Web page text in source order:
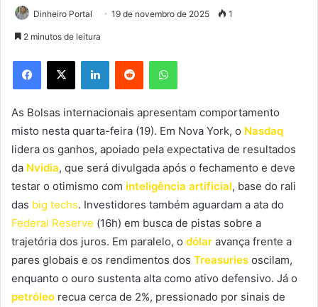
Dinheiro Portal 19 de novembro de 2025 1
2 minutos de leitura
Facebook
X LinkedinReddit WhatsApp
As Bolsas internacionais apresentam comportamento
misto nesta quarta-feira (19). Em Nova York, o Nasdaq
lidera os ganhos, apoiado pela expectativa de resultados
da Nvidia, que será divulgada após o fechamento e deve
testar o otimismo com inteligência artificial, base do rali
das big techs. Investidores também aguardam a ata do
Federal Reserve (16h) em busca de pistas sobre a
trajetória dos juros. Em paralelo, o dólar avança frente a
pares globais e os rendimentos dos Treasuries oscilam,
enquanto o ouro sustenta alta como ativo defensivo. Já o
petróleo recua cerca de 2%, pressionado por sinais de